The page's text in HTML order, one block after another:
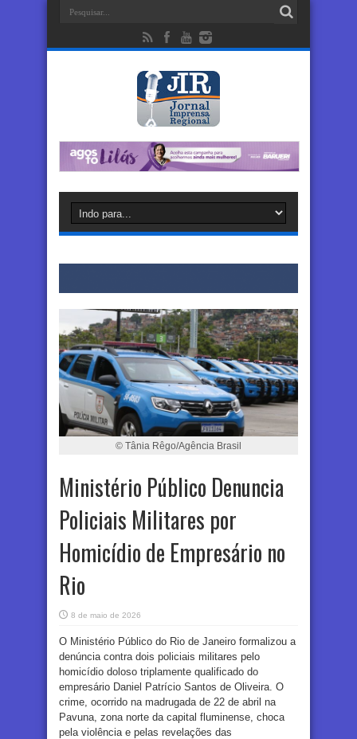
© Tânia Rêgo/Agência Brasil
Ministério Público Denuncia
Policiais Militares por
Homicídio de Empresário no
Rio
8 de maio de 2026
O Ministério Público do Rio de Janeiro formalizou a
denúncia contra dois policiais militares pelo
homicídio doloso triplamente qualificado do
empresário Daniel Patrício Santos de Oliveira. O
crime, ocorrido na madrugada de 22 de abril na
Pavuna, zona norte da capital fluminense, choca
pela violência e pelas revelações das